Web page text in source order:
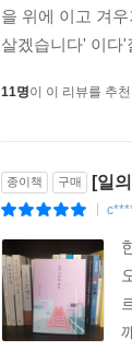
을 위에 이고 겨
살겠습니다' 이다
11명이 이 리뷰를 추
종이책 구매 [일